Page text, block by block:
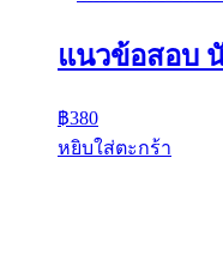
แนวข้อสอบ
฿380
หยิบใส่ตะกร้า